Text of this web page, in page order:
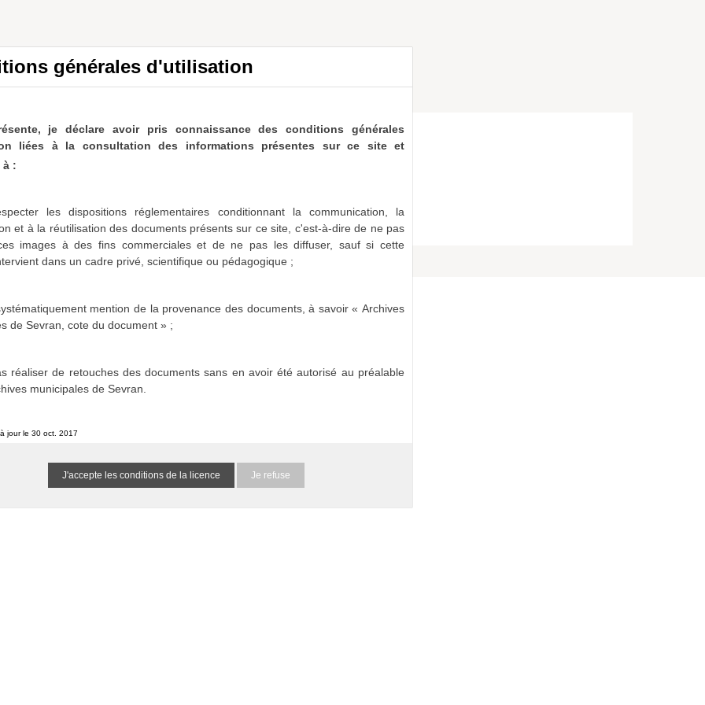
les ressources a011483440442PIwyWw
spécifiés :
générales d'utilisation
je déclare avoir pris connaissance des conditions générales
liées à la consultation des informations présentes sur ce site et
à :
les dispositions réglementaires conditionnant la communication, la
et à la réutilisation des documents présents sur ce site, c'est-à-dire de ne pas
images à des fins commerciales et de ne pas les diffuser, sauf si cette
dans un cadre privé, scientifique ou pédagogique ;
mention de la provenance des documents, à savoir « Archives
de Sevran, cote du document » ;
réaliser de retouches des documents sans en avoir été autorisé au préalable
municipales de Sevran.
jour le 30 oct. 2017
Je refuse